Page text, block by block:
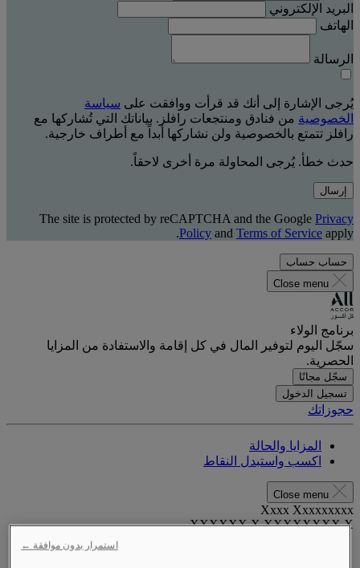
البريد الإلكتروني
الهاتف
الرسالة
يُرجى الإشارة إلى أنك قد قرأت ووافقت على سياسة
الخصوصية من فنادق ومنتجعات رافلز. بياناتك التي تُشاركها مع
رافلز تتمتع بالخصوصية ولن نشاركها أبداً مع أطراف خارجية.
حدث خطأ. يُرجى المحاولة مرة أخرى لاحقاً.
إرسال
The site is protected by reCAPTCHA and the Google Privacy
Policy and Terms of Service apply.
حساب حساب
Close menu
برنامج الولاء
سجّل اليوم لتوفير المال في كل إقامة والاستفادة من المزايا
الحصرية.
سجّل مجانًا
تسجيل الدخول
حجوزاتك
المزايا والحالة
اكسب واستبدل النقاط
Close menu
Xxxx Xxxxxxxxx
XXXXXX X XXXXXXXX X
استمرار بدون موافقة ←